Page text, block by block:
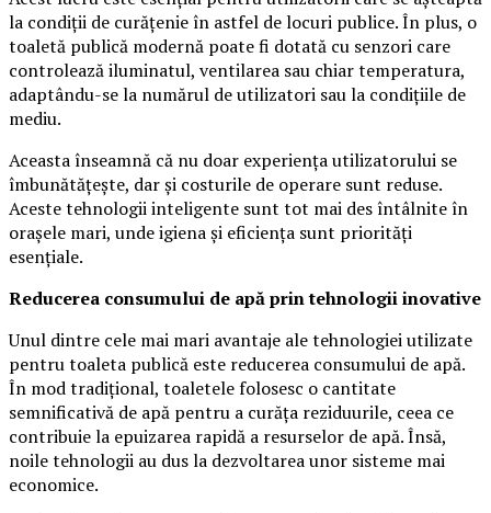
la condiții de curățenie în astfel de locuri publice. În plus, o
toaletă publică modernă poate fi dotată cu senzori care
controlează iluminatul, ventilarea sau chiar temperatura,
adaptându-se la numărul de utilizatori sau la condițiile de
mediu.
Aceasta înseamnă că nu doar experiența utilizatorului se
îmbunătățește, dar și costurile de operare sunt reduse.
Aceste tehnologii inteligente sunt tot mai des întâlnite în
orașele mari, unde igiena și eficiența sunt priorități
esențiale.
Reducerea consumului de apă prin tehnologii inovative
Unul dintre cele mai mari avantaje ale tehnologiei utilizate
pentru toaleta publică este reducerea consumului de apă.
În mod tradițional, toaletele folosesc o cantitate
semnificativă de apă pentru a curăța reziduurile, ceea ce
contribuie la epuizarea rapidă a resurselor de apă. Însă,
noile tehnologii au dus la dezvoltarea unor sisteme mai
economice.